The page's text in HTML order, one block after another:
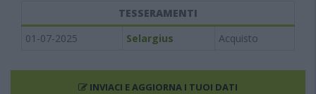
TESSERAMENTI
01-07-2025
Selargius Acquisto
INVIACI E AGGIORNA I TUOI DATI